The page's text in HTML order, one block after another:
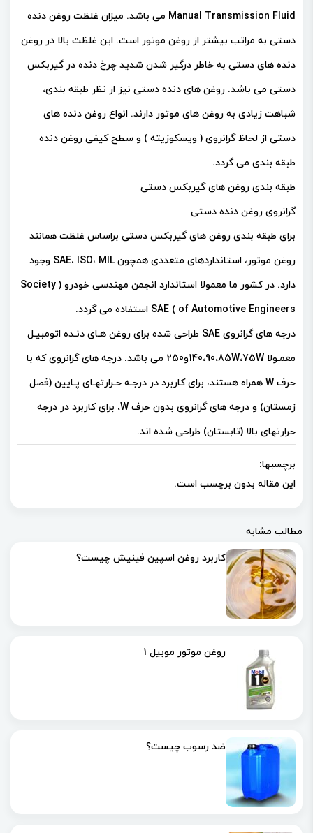
Manual Transmission Fluid می باشد. میزان غلظت روغن دنده
دستی به مراتب بیشتر از روغن موتور است. این غلظت بالا در روغن
دنده های دستی به خاطر درگیر شدن شدید چرخ دنده­ در گیربکس
دستی می باشد. روغن های دنده دستی نیز از نظر طبقه بندی،
شباهت زیادی به روغن های موتور دارند. انواع روغن دنده های
دستی از لحاظ گرانروی ( ویسکوزیته ) و سطح کیفی روغن دنده
طبقه بندی می گردد.
طبقه بندی روغن های گیربکس دستی
گرانروی روغن دنده دستی
برای طبقه بندی روغن های گیربکس دستی براساس غلظت همانند
روغن موتور، استانداردهای متعددی همچون SAE، ISO، MIL وجود
دارد. در کشور ما معمولا استاندارد انجمن مهندسی خودرو ( Society
of Automotive Engineers ) SAE استفاده می گردد.
درجه های گرانروی SAE طراحی شده برای روغن هـای دنـده اتومبيـل
معمـولا 140،90،85W،75Wو250 می باشد. درجه های گرانروی که با
حرف W همراه هستند، برای کاربرد در درجـه حـرارتهـای پـايين (فصل
زمستان) و درجه های گرانروی بدون حرف W، برای کاربرد در درجه
حرارتهای بالا (تابستان) طراحی شده اند.
برچسبها:
این مقاله بدون برچسب است.
مطالب مشابه
کاربرد روغن اسپین فینیش چیست؟
روغن موتور موبیل 1
ضد رسوب چیست؟